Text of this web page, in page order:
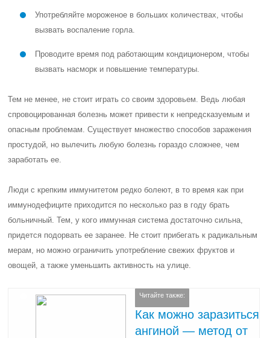
Употребляйте мороженое в больших количествах, чтобы
вызвать воспаление горла.
Проводите время под работающим кондиционером, чтобы
вызвать насморк и повышение температуры.
Тем не менее, не стоит играть со своим здоровьем. Ведь любая
спровоцированная болезнь может привести к непредсказуемым и
опасным проблемам. Существует множество способов заражения
простудой, но вылечить любую болезнь гораздо сложнее, чем
заработать ее.
Люди с крепким иммунитетом редко болеют, в то время как при
иммунодефиците приходится по несколько раз в году брать
больничный. Тем, у кого иммунная система достаточно сильна,
придется подорвать ее заранее. Не стоит прибегать к радикальным
мерам, но можно ограничить употребление свежих фруктов и
овощей, а также уменьшить активность на улице.
Читайте также:
Как можно заразиться
ангиной — метод от